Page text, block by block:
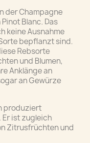
der Champagne
Blanc. Das
keine Ausnahme
bepflanzt sind.
Rebsorte
und Blumen,
Anklänge an
an Gewürze
produziert
Er ist zugleich
Zitrusfrüchten und